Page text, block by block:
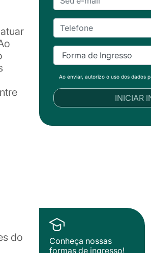
Ao enviar, autorizo o uso dos dados
INICIAR
do
Conheça nossas
formas de ingresso!